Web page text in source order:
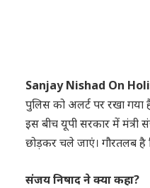
Sanjay Nishad On
पुलिस को अलर्ट पर रखा
इस बीच यूपी सरकार में मंत्री
छोड़कर चले जाएं। गौरतलब है
संजय निषाद ने क्या कहा?